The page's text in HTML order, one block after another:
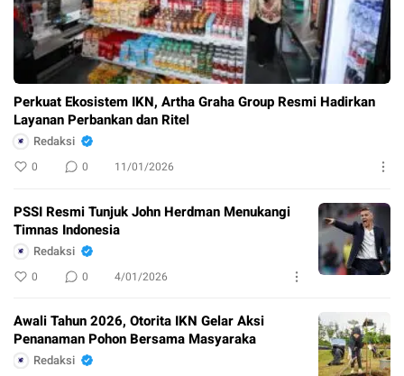
Perkuat Ekosistem IKN, Artha Graha Group Resmi Hadirkan
Layanan Perbankan dan Ritel
Redaksi
0 0 11/01/2026
PSSI Resmi Tunjuk John Herdman Menukangi
Timnas Indonesia
Redaksi
0 0 4/01/2026
Awali Tahun 2026, Otorita IKN Gelar Aksi
Penanaman Pohon Bersama Masyaraka
Redaksi